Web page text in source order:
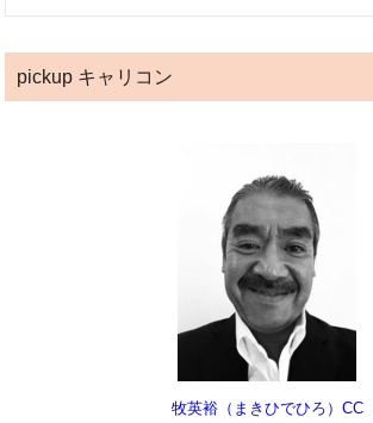
pickup キャリコン
牧英裕（まきひでひろ）CC